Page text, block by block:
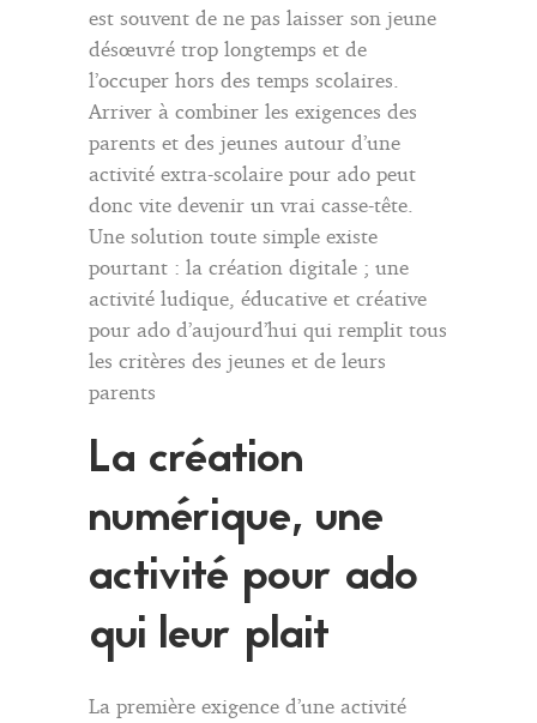
est souvent de ne pas laisser son jeune
désœuvré trop longtemps et de
l’occuper hors des temps scolaires.
Arriver à combiner les exigences des
parents et des jeunes autour d’une
activité extra-scolaire pour ado peut
donc vite devenir un vrai casse-tête.
Une solution toute simple existe
pourtant : la création digitale ; une
activité ludique, éducative et créative
pour ado d’aujourd’hui qui remplit tous
les critères des jeunes et de leurs
parents
La création
numérique, une
activité pour ado
qui leur plait
La première exigence d’une activité